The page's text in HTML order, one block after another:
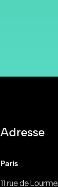
Adresse
Paris
11 rue de